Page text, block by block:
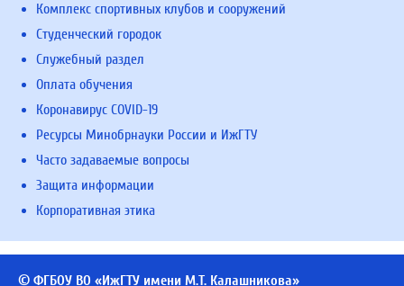
Комплекс спортивных клубов и сооружений
Студенческий городок
Служебный раздел
Оплата обучения
Коронавирус COVID-19
Ресурсы Минобрнауки России и ИжГТУ
Часто задаваемые вопросы
Защита информации
Корпоративная этика
© ФГБОУ ВО «ИжГТУ имени М.Т. Калашникова»